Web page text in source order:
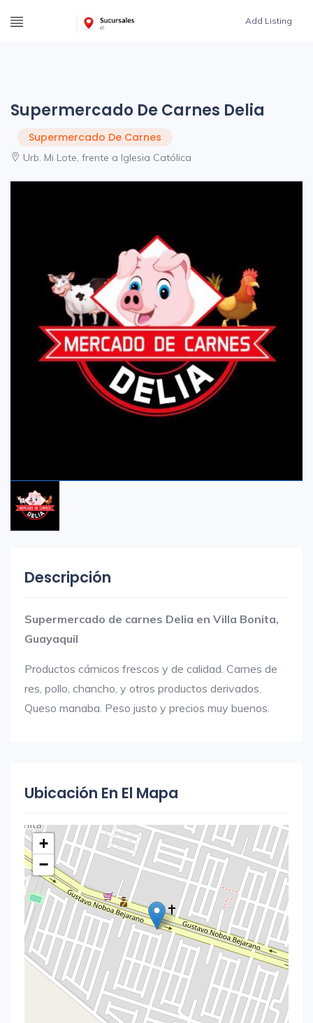
Add Listing
Supermercado De Carnes Delia
Supermercado De Carnes
Urb. Mi Lote, frente a Iglesia Católica
Descripción
Supermercado de carnes Delia en Villa Bonita,
Guayaquil
Productos cárnicos frescos y de calidad. Carnes de
res, pollo, chancho, y otros productos derivados.
Queso manaba. Peso justo y precios muy buenos.
Ubicación En El Mapa
+
−